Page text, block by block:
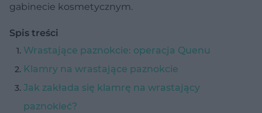
gabinecie kosmetycznym.
Spis treści
Wrastające paznokcie: operacja Quenu
Klamry na wrastające paznokcie
Jak zakłada się klamrę na wrastający
paznokieć?